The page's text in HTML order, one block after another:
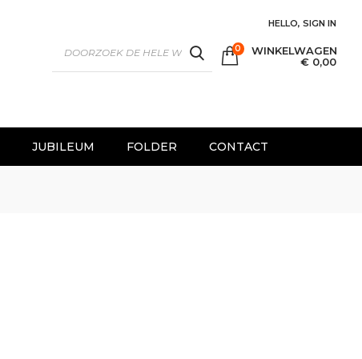
HELLO, SIGN IN
SEARCH WINKELWAGEN
€ 0,00
0
JUBILEUM FOLDER CONTACT